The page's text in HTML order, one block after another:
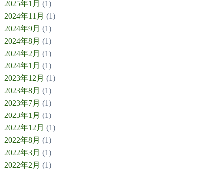
2025年1月 (1)
2024年11月 (1)
2024年9月 (1)
2024年8月 (1)
2024年2月 (1)
2024年1月 (1)
2023年12月 (1)
2023年8月 (1)
2023年7月 (1)
2023年1月 (1)
2022年12月 (1)
2022年8月 (1)
2022年3月 (1)
2022年2月 (1)